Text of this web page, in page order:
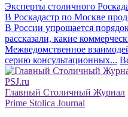
Эксперты столичного
В Роскадастр по Москве
В России упрощается
рассказали, какие
Межведомственное
серию консультационных...
PSJ.ru
Главный Столичный Журнал
Prime Stolica Journal